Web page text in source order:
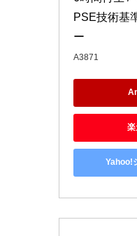
PSE技術基
ー
A3871
楽
Yahoo!